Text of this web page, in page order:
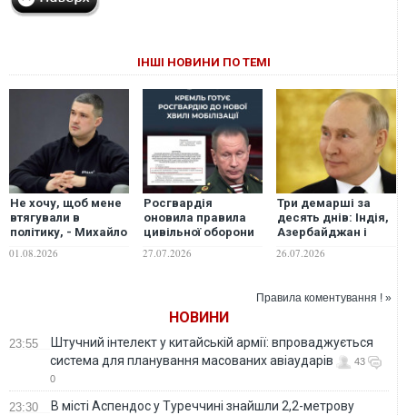
ІНШІ НОВИНИ ПО ТЕМІ
Не хочу, щоб мене
втягували в
політику, - Михайло
відмовився йти в
01.08.2026
Росгвардія
оновила правила
цивільної оборони
ймовірних масових
27.07.2026
Три демарші за
десять днів: Індія,
Азербайджан і
дистанціюються
26.07.2026
Правила коментування ! »
НОВИНИ
23:55
Штучний інтелект у китайській армії: впроваджується
система для планування масованих авіаударів
43
0
23:30
В місті Аспендос у Туреччині знайшли 2,2-метрову